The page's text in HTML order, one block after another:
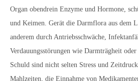
Organ obendrein Enzyme und Hormone,
und Keimen. Gerät die Darmflora aus dem
anderem durch Antriebsschwäche,
Verdauungsstörungen wie Darmträgheit
Schuld sind nicht selten Stress und
Mahlzeiten, die Einnahme von